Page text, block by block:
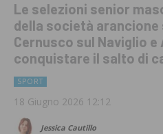
Le selezioni senior
della società arancione
Cernusco sul Naviglio e
conquistare il salto di
SPORT
18 Giugno 2026 12:12
Jessica Cautillo